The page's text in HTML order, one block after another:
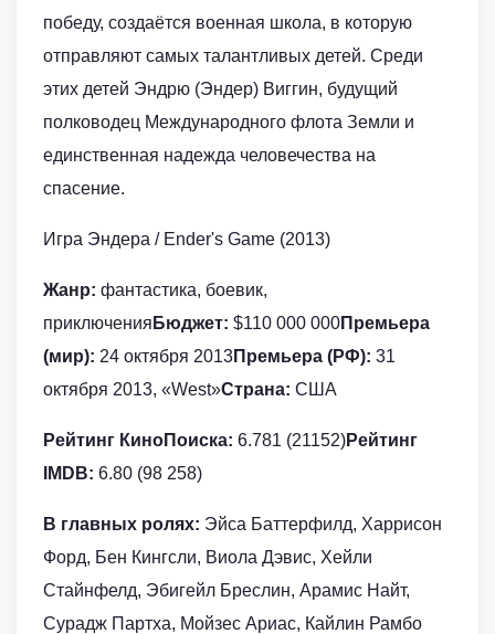
победу, создаётся военная школа, в которую
отправляют самых талантливых детей. Среди
этих детей Эндрю (Эндер) Виггин, будущий
полководец Международного флота Земли и
единственная надежда человечества на
спасение.
Игра Эндера / Ender's Game (2013)
Жанр: фантастика, боевик,
приключения Бюджет: $110 000 000Премьера
(мир): 24 октября 2013Премьера (РФ): 31
октября 2013, «West»Страна: США
Рейтинг КиноПоиска: 6.781 (21152)Рейтинг
IMDB: 6.80 (98 258)
В главных ролях: Эйса Баттерфилд, Харрисон
Форд, Бен Кингсли, Виола Дэвис, Хейли
Стайнфелд, Эбигейл Бреслин, Арамис Найт,
Сурадж Партха, Мойзес Ариас, Кайлин Рамбо